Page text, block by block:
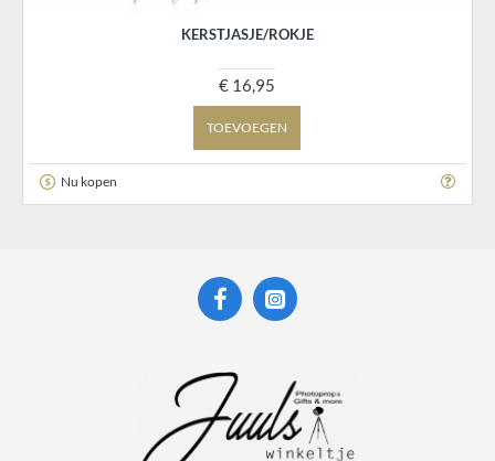
KERSTJASJE/ROKJE
€ 16,95
TOEVOEGEN
Nu kopen